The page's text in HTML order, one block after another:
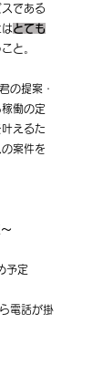
である
とても
と。
の提案・
働の定
えるた
案件を
予定
電話が掛